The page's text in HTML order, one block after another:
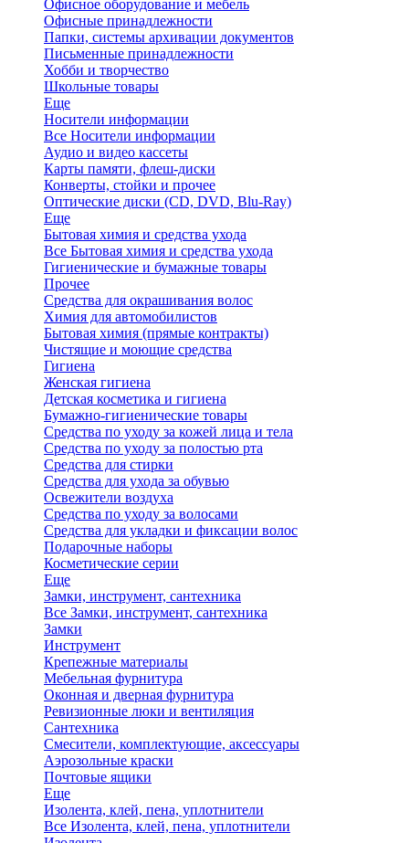
Офисное оборудование и мебель
Офисные принадлежности
Папки, системы архивации документов
Письменные принадлежности
Хобби и творчество
Школьные товары
Еще
Носители информации
Все Носители информации
Аудио и видео кассеты
Карты памяти, флеш-диски
Конверты, стойки и прочее
Оптические диски (CD, DVD, Blu-Ray)
Еще
Бытовая химия и средства ухода
Все Бытовая химия и средства ухода
Гигиенические и бумажные товары
Прочее
Средства для окрашивания волос
Химия для автомобилистов
Бытовая химия (прямые контракты)
Чистящие и моющие средства
Гигиена
Женская гигиена
Детская косметика и гигиена
Бумажно-гигиенические товары
Средства по уходу за кожей лица и тела
Средства по уходу за полостью рта
Средства для стирки
Средства для ухода за обувью
Освежители воздуха
Средства по уходу за волосами
Средства для укладки и фиксации волос
Подарочные наборы
Косметические серии
Еще
Замки, инструмент, сантехника
Все Замки, инструмент, сантехника
Замки
Инструмент
Крепежные материалы
Мебельная фурнитура
Оконная и дверная фурнитура
Ревизионные люки и вентиляция
Сантехника
Смесители, комплектующие, аксессуары
Аэрозольные краски
Почтовые ящики
Еще
Изолента, клей, пена, уплотнители
Все Изолента, клей, пена, уплотнители